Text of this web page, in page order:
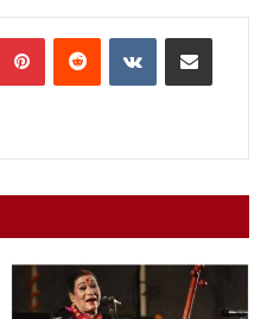
PinterestReddit VKontakteShare via Email